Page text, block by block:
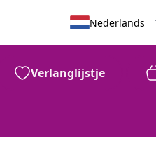
Nederlands
Verlanglijstje